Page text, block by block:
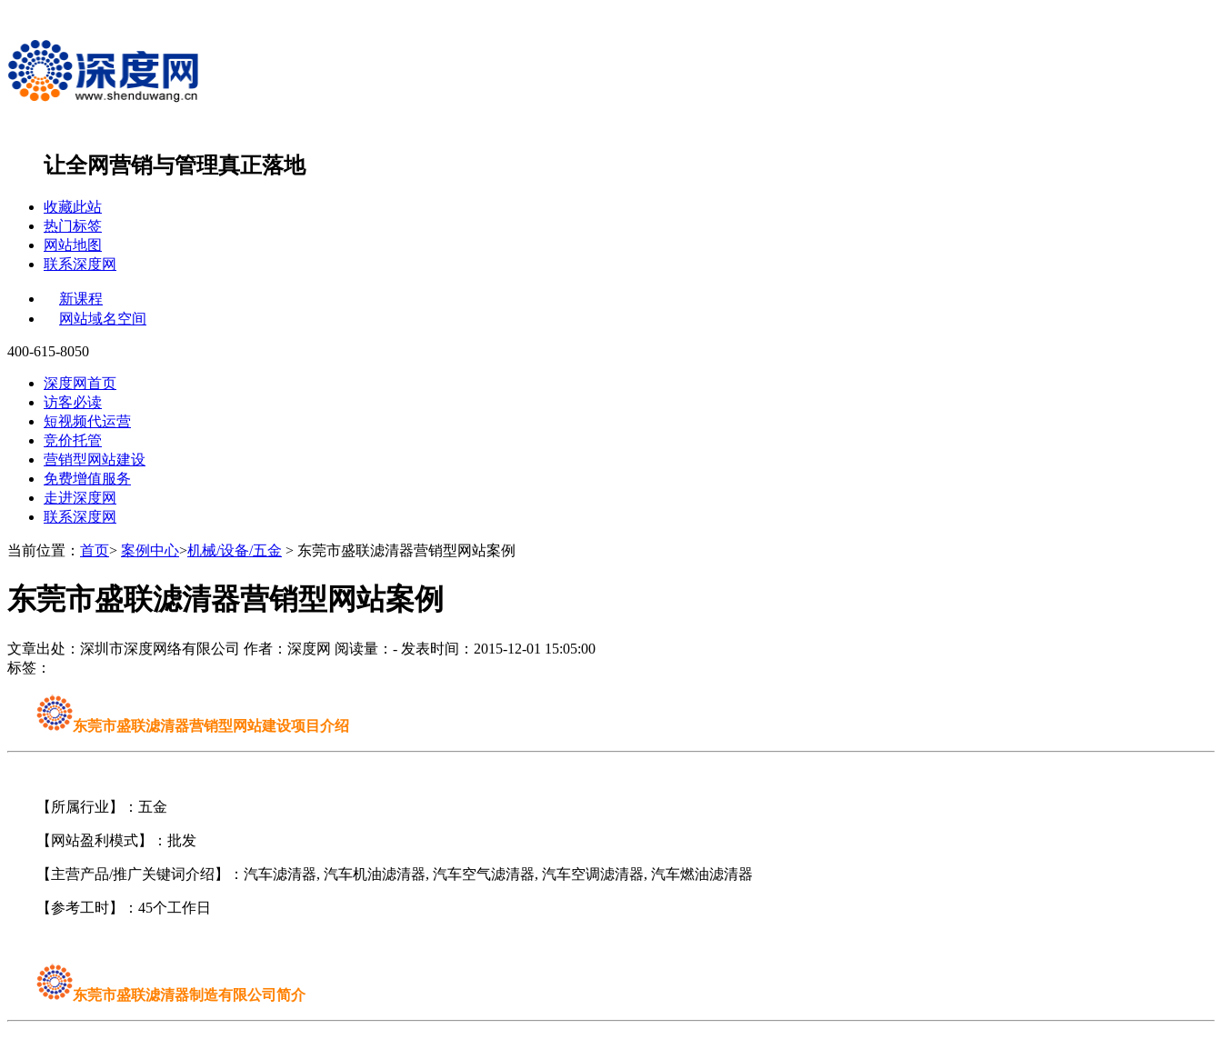
让全网营销与管理真正落地
收藏此站
热门标签
网站地图
联系深度网
新课程
网站域名空间
400-615-8050
深度网首页
访客必读
短视频代运营
竞价托管
营销型网站建设
免费增值服务
走进深度网
联系深度网
当前位置： 首页> 案例中心>机械/设备/五金 > 东莞市盛联滤清器营销型网站案例
东莞市盛联滤清器营销型网站案例
文章出处：深圳市深度网络有限公司 作者：深度网 阅读量： - 发表时间：2015-12-01 15:05:00
标签：
东莞市盛联滤清器营销型网站建设项目介绍
【所属行业】：五金
【网站盈利模式】：批发
【主营产品/推广关键词介绍】：汽车滤清器, 汽车机油滤清器, 汽车空气滤清器, 汽车空调滤清器, 汽车燃油滤清器
【参考工时】：45个工作日
东莞市盛联滤清器制造有限公司简介